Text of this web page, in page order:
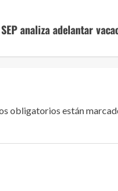
SEP analiza adelantar
obligatorios están